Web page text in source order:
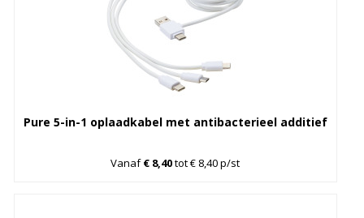
Pure 5-in-1 oplaadkabel met antibacterieel additief
Vanaf€ 8,40tot € 8,40 p/st